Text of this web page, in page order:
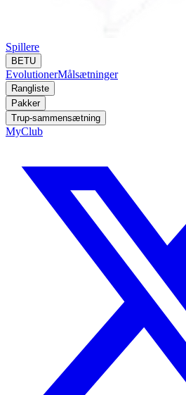
Spillere
BETU
EvolutionerMålsætninger
Rangliste
Pakker
Trup-sammensætning
MyClub